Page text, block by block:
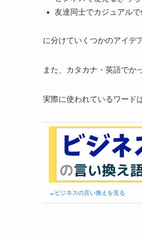
友達同士でカジュアル
に分けていくつかのアイデ
また、カタカナ・英語でか
実際に使われているワード
→ ビジネスの言い換えを見る